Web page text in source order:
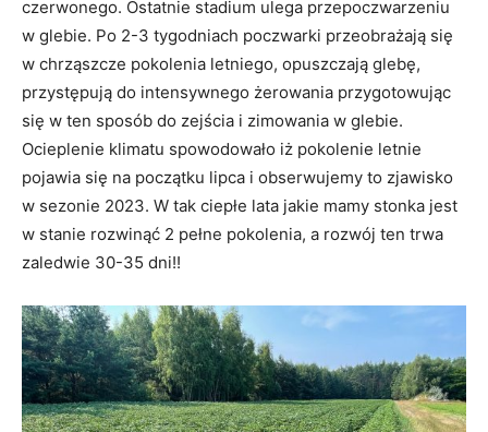
czerwonego. Ostatnie stadium ulega przepoczwarzeniu
w glebie. Po 2-3 tygodniach poczwarki przeobrażają się
w chrząszcze pokolenia letniego, opuszczają glebę,
przystępują do intensywnego żerowania przygotowując
się w ten sposób do zejścia i zimowania w glebie.
Ocieplenie klimatu spowodowało iż pokolenie letnie
pojawia się na początku lipca i obserwujemy to zjawisko
w sezonie 2023. W tak ciepłe lata jakie mamy stonka jest
w stanie rozwinąć 2 pełne pokolenia, a rozwój ten trwa
zaledwie 30-35 dni!!